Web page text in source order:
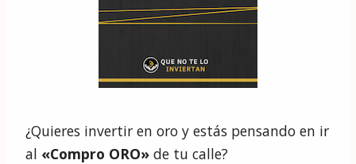
¿Quieres invertir en oro y estás pensando en ir
al «Compro ORO» de tu calle?